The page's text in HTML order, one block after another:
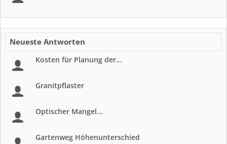
Neueste Antworten
Kosten für Planung der...
Granitpflaster
Optischer Mangel...
Gartenweg Höhenunterschied